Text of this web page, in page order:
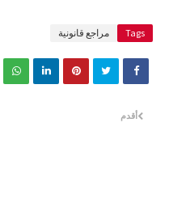
Tags مراجع قانونية
أقدم